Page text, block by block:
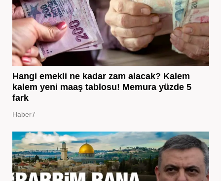
Hangi emekli ne kadar zam alacak? Kalem
kalem yeni maaş tablosu! Memura yüzde 5
fark
Haber7